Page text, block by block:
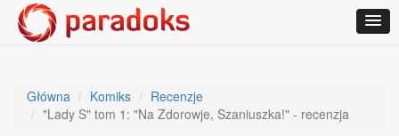
Główna Komiks
Recenzje
"Lady S" tom 1: "Na Zdorowje, Szaniuszka!" - recenzja